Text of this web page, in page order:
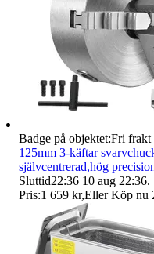
Badge på objektet:Fri frakt
125mm 3-käftar
självcentrerad,hög
Sluttid22:36 10 aug 22:36.
Pris:1 659 kr,Eller Köp nu